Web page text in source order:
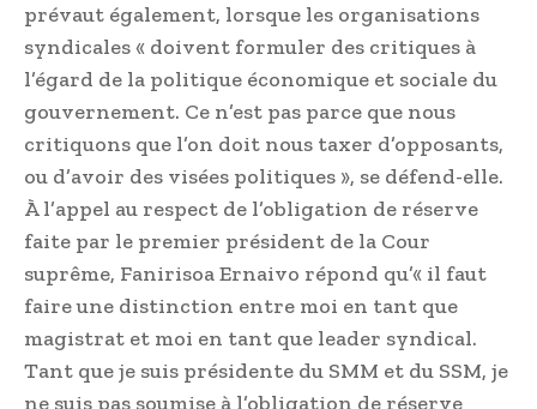
prévaut également, lorsque les organisations
syndicales « doivent formuler des critiques à
l’égard de la politique économique et sociale du
gouvernement. Ce n’est pas parce que nous
critiquons que l’on doit nous taxer d’opposants,
ou d’avoir des visées politiques », se défend-elle.
À l’appel au respect de l’obligation de réserve
faite par le premier président de la Cour
suprême, Fanirisoa Ernaivo répond qu’« il faut
faire une distinction entre moi en tant que
magistrat et moi en tant que leader syndical.
Tant que je suis présidente du SMM et du SSM, je
ne suis pas soumise à l’obligation de réserve